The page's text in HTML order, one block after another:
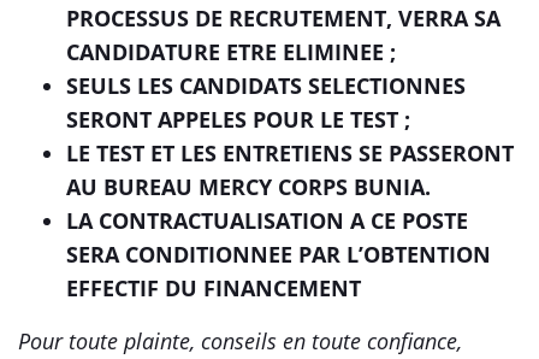
PROCESSUS DE RECRUTEMENT, VERRA SA
CANDIDATURE ETRE ELIMINEE ;
SEULS LES CANDIDATS SELECTIONNES
SERONT APPELES POUR LE TEST ;
LE TEST ET LES ENTRETIENS SE PASSERONT
AU BUREAU MERCY CORPS BUNIA.
LA CONTRACTUALISATION A CE POSTE
SERA CONDITIONNEE PAR L’OBTENTION
EFFECTIF DU FINANCEMENT
Pour toute plainte, conseils en toute confiance,